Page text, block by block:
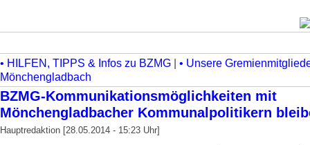
• HILFEN, TIPPS & Infos zu BZMG
• Unsere
Mönchengladbach
BZMG-Kommunikations­möglich­keiten mit
Mönchengladbacher Kommunalpolitikern
Hauptredaktion [28.05.2014 - 15:23 Uhr]